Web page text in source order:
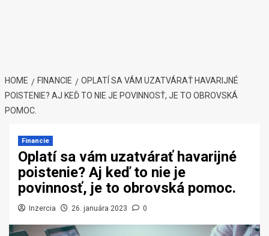
HOME FINANCIE
OPLATÍ SA VÁM UZATVÁRAŤ HAVARIJNÉ
POISTENIE? AJ KEĎ TO NIE JE POVINNOSŤ, JE TO OBROVSKÁ
POMOC.
Financie
Oplatí sa vám uzatvárať havarijné
poistenie? Aj keď to nie je
povinnosť, je to obrovská pomoc.
Inzercia 26. januára 2023 0